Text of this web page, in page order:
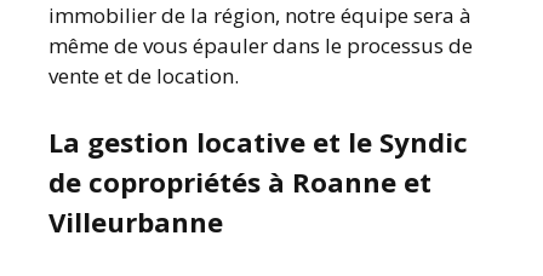
immobilier de la région, notre équipe sera à
même de vous épauler dans le processus de
vente et de location.
La gestion locative et le Syndic
de copropriétés à Roanne et
Villeurbanne